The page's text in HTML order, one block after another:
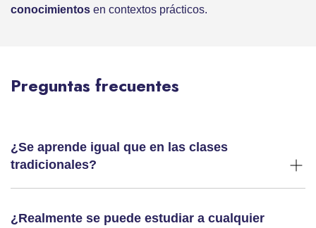
conocimientos en contextos prácticos.
Preguntas frecuentes
¿Se aprende igual que en las clases
tradicionales?
¿Realmente se puede estudiar a cualquier